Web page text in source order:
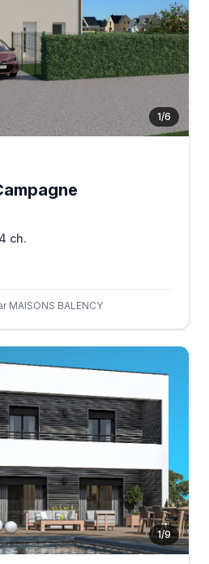
1/6
4 ch.
BALENCY
1/9